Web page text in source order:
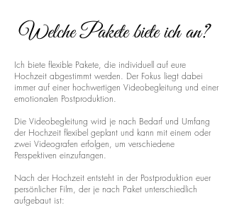
Welche Pakete biete ich an?
Ich biete flexible Pakete, die individuell auf eure
Hochzeit abgestimmt werden. Der Fokus liegt dabei
immer auf einer hochwertigen Videobegleitung und einer
emotionalen Postproduktion.
Die Videobegleitung wird je nach Bedarf und Umfang
der Hochzeit flexibel geplant und kann mit einem oder
zwei Videografen erfolgen, um verschiedene
Perspektiven einzufangen.
Nach der Hochzeit entsteht in der Postproduktion euer
persönlicher Film, der je nach Paket unterschiedlich
aufgebaut ist: